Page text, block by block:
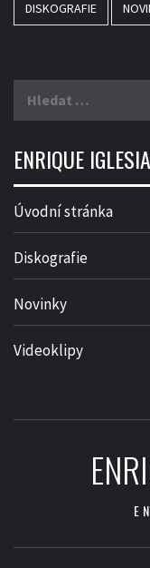
DISKOGRAFIE
ENRIQUE
Úvodní stránka
Diskografie
Novinky
Videoklipy